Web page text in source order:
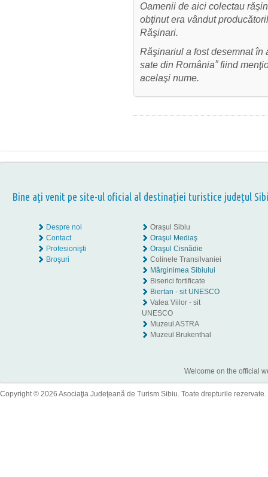
Oamenii de aici colectau
obţinut era vândut
Răşinari.
Răşinariul a fost desemnat în
sate din Româniaˮ fiind
acelaşi nume.
Bine aţi venit pe site-ul oficial al destinației turistice județul
Despre noi
Contact
Profesionişti
Broşuri
Oraşul Sibiu
Oraşul Mediaş
Oraşul Cisnădie
Colinele Transilvaniei
Mărginimea Sibiului
Biserici fortificate
Biertan - sit UNESCO
Valea Viilor - sit
UNESCO
Muzeul ASTRA
Muzeul Brukenthal
Welcome on the official
Copyright © 2026 Asociaţia Judeţeană de Turism Sibiu. Toate drepturile rezervate.